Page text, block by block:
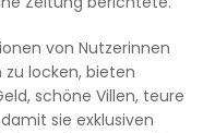
von Nutzerinnen
locken, bieten
schöne Villen, teure
sie exklusiven